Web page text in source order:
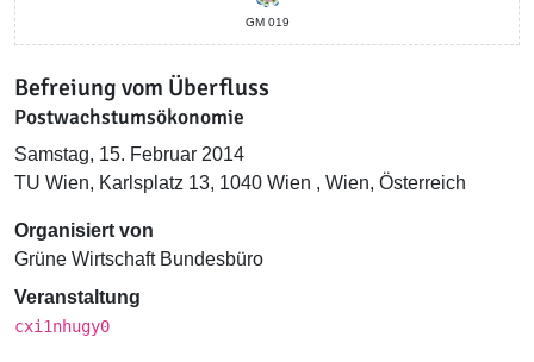
GM 019
Befreiung vom Überfluss
Postwachstumsökonomie
Samstag, 15. Februar 2014
TU Wien, Karlsplatz 13, 1040 Wien , Wien, Österreich
Organisiert von
Grüne Wirtschaft Bundesbüro
Veranstaltung
cxi1nhugy0